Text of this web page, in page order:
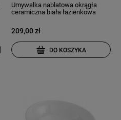
Umywalka nablatowa okrągła
ceramiczna biała łazienkowa
209,00 zł
DO KOSZYKA